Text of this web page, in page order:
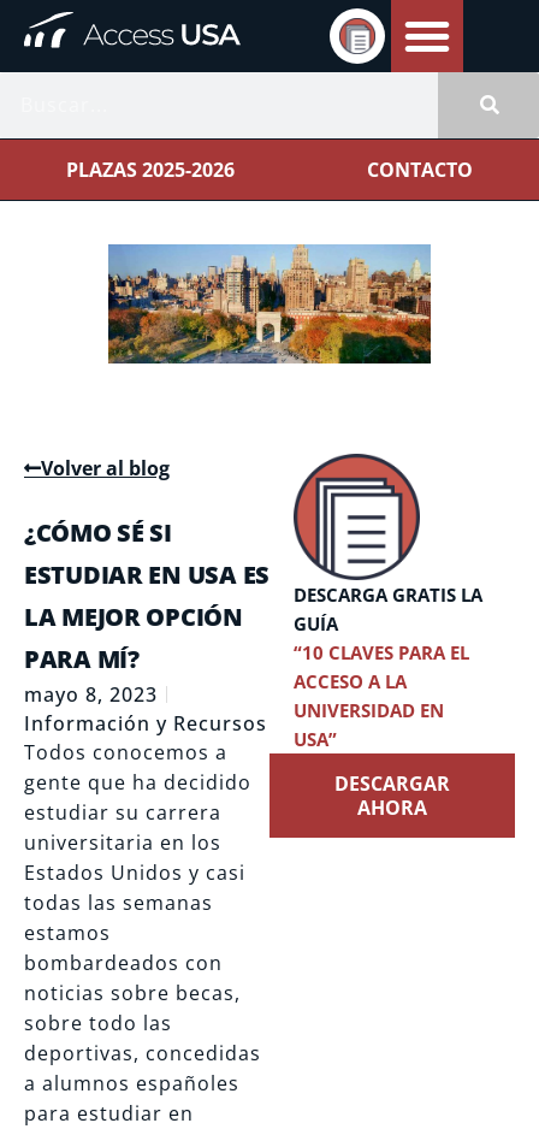
PLAZAS 2025-2026 CONTACTO
Volver al blog
¿CÓMO SÉ SI
ESTUDIAR EN USA ES
LA MEJOR OPCIÓN
PARA MÍ?
mayo 8, 2023
Información y Recursos
Todos conocemos a
gente que ha decidido
estudiar su carrera
universitaria en los
Estados Unidos y casi
todas las semanas
estamos
bombardeados con
noticias sobre becas,
sobre todo las
deportivas, concedidas
a alumnos españoles
para estudiar en
DESCARGA GRATIS LA
GUÍA
“10 CLAVES PARA EL
ACCESO A LA
UNIVERSIDAD EN
USA”
DESCARGAR
AHORA